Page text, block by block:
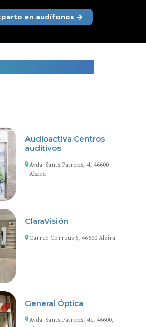
en audífonos
en Alzira
Audioactiva Centros
auditivos
Avda. Sants Patrons, 4, 46600
Alzira
ClaraVisión
Carrer Correus 6, 46600 Alzira
General Óptica
Avda. Sants Patrons, 41, 46600,